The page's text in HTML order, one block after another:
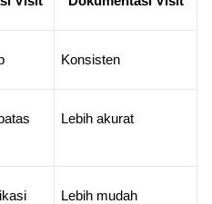
Konsisten
Lebih akurat
Lebih mudah